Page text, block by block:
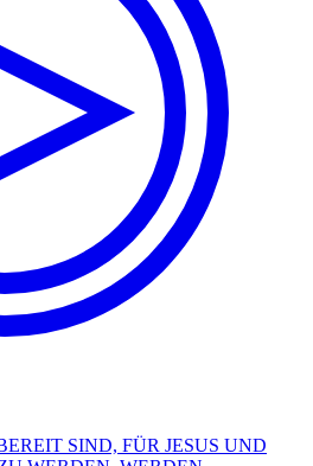
SIND, FÜR JESUS UND